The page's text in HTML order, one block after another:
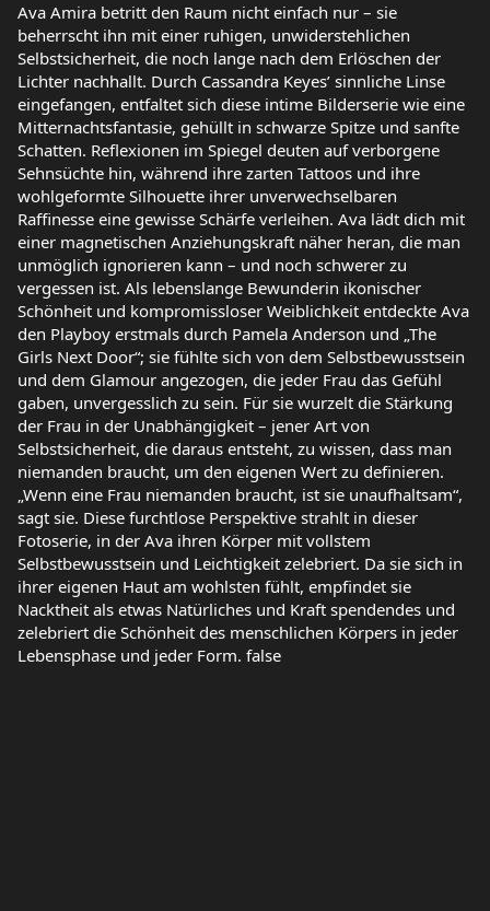
Ava Amira betritt den Raum nicht einfach nur – sie
beherrscht ihn mit einer ruhigen, unwiderstehlichen
Selbstsicherheit, die noch lange nach dem Erlöschen der
Lichter nachhallt. Durch Cassandra Keyes’ sinnliche Linse
eingefangen, entfaltet sich diese intime Bilderserie wie eine
Mitternachtsfantasie, gehüllt in schwarze Spitze und sanfte
Schatten. Reflexionen im Spiegel deuten auf verborgene
Sehnsüchte hin, während ihre zarten Tattoos und ihre
wohlgeformte Silhouette ihrer unverwechselbaren
Raffinesse eine gewisse Schärfe verleihen. Ava lädt dich mit
einer magnetischen Anziehungskraft näher heran, die man
unmöglich ignorieren kann – und noch schwerer zu
vergessen ist. Als lebenslange Bewunderin ikonischer
Schönheit und kompromissloser Weiblichkeit entdeckte Ava
den Playboy erstmals durch Pamela Anderson und „The
Girls Next Door“; sie fühlte sich von dem Selbstbewusstsein
und dem Glamour angezogen, die jeder Frau das Gefühl
gaben, unvergesslich zu sein. Für sie wurzelt die Stärkung
der Frau in der Unabhängigkeit – jener Art von
Selbstsicherheit, die daraus entsteht, zu wissen, dass man
niemanden braucht, um den eigenen Wert zu definieren.
„Wenn eine Frau niemanden braucht, ist sie unaufhaltsam“,
sagt sie. Diese furchtlose Perspektive strahlt in dieser
Fotoserie, in der Ava ihren Körper mit vollstem
Selbstbewusstsein und Leichtigkeit zelebriert. Da sie sich in
ihrer eigenen Haut am wohlsten fühlt, empfindet sie
Nacktheit als etwas Natürliches und Kraft spendendes und
zelebriert die Schönheit des menschlichen Körpers in jeder
Lebensphase und jeder Form. false